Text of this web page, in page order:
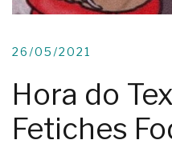
26/05/2021
Hora do
Fetiches